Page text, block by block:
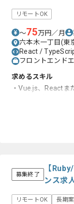
リモートOK
〜75万円／月
六本木一丁目(東
React /
フロントエンド
求めるスキル
・Vue.js、React
募集終了
【
ンス求
リモートOK 長期